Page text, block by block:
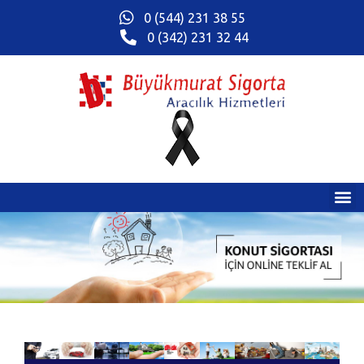
0 (544) 231 38 55
0 (342) 231 32 44